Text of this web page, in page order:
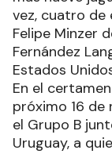
vez, cuatro de
Felipe Minzer
Fernández
Estados
En el
próximo 16
el Grupo B
Uruguay, a